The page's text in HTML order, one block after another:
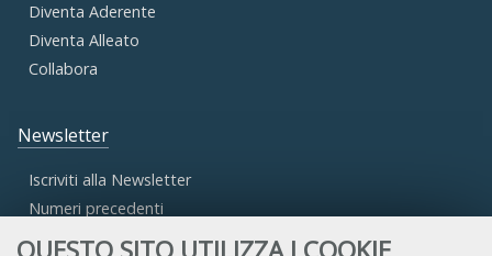
Diventa Aderente
Diventa Alleato
Collabora
Newsletter
Iscriviti alla Newsletter
Numeri precedenti